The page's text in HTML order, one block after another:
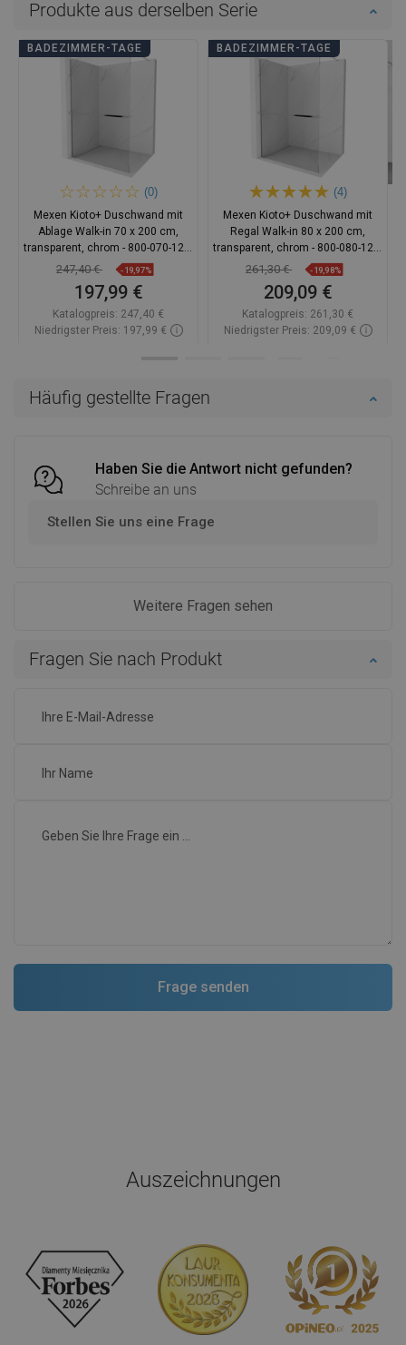
Häufig gestellte Fragen
Haben Sie die Antwort nicht gefunden?
Schreibe an uns
Stellen Sie uns eine Frage
Weitere Fragen sehen
Fragen Sie nach Produkt
Produkte aus derselben Serie
BADEZIMMER-TAGE
(0)
Mexen Kioto+ Duschwand mit
Ablage Walk-in 70 x 200 cm,
transparent, chrom - 800-070-121-
01-00
247,40 € -19,97%
197,99 €
Katalogpreis: 247,40 €
Niedrigster Preis: 197,99 €
BADEZIMMER-TAGE
(4)
Mexen Kioto+ Duschwand mit
Regal Walk-in 80 x 200 cm,
transparent, chrom - 800-080-121-
01-00
261,30 € -19,98%
209,09 €
Katalogpreis: 261,30 €
Niedrigster Preis: 209,09 €
Auszeichnungen